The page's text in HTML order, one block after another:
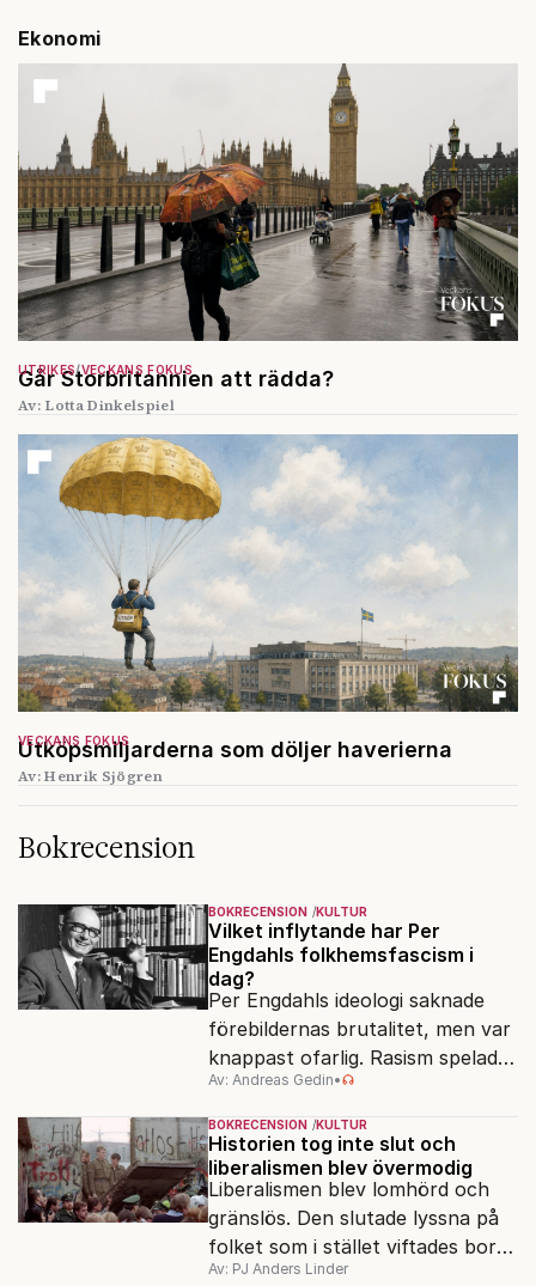
Ekonomi
Går Storbritannien att rädda?
UTRIKES VECKANS FOKUS
Av: Lotta Dinkelspiel
Utköpsmiljarderna som döljer haverierna
VECKANS FOKUS
Av: Henrik Sjögren
Bokrecension
BOKRECENSION KULTUR
Vilket inflytande har Per
Engdahls folkhemsfascism i
dag?
Per Engdahls ideologi saknade
förebildernas brutalitet, men var
knappast ofarlig. Rasism spelades
ned i förmån för "kultur". Känns
det igen?
Av: Andreas Gedin•
BOKRECENSION KULTUR
Historien tog inte slut och
liberalismen blev övermodig
Liberalismen blev lomhörd och
gränslös. Den slutade lyssna på
folket som i stället viftades bort
och misstänkliggjordes. Men kan
Av: PJ Anders Linder